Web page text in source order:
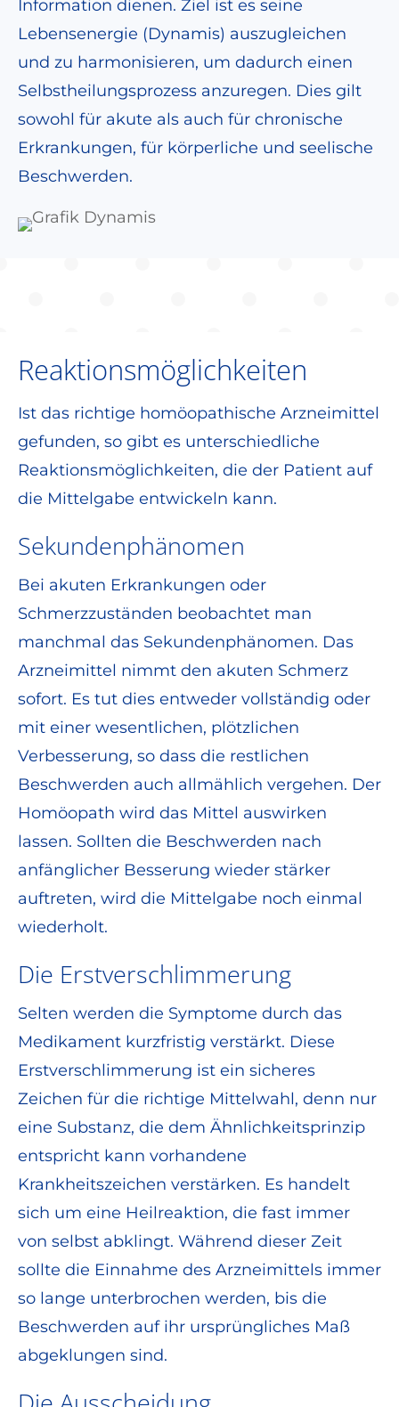
Information dienen. Ziel ist es seine
Lebensenergie (Dynamis) auszugleichen
und zu harmonisieren, um dadurch einen
Selbstheilungsprozess anzuregen. Dies gilt
sowohl für akute als auch für chronische
Erkrankungen, für körperliche und seelische
Beschwerden.
Reaktionsmöglichkeiten
Ist das richtige homöopathische Arzneimittel
gefunden, so gibt es unterschiedliche
Reaktionsmöglichkeiten, die der Patient auf
die Mittelgabe entwickeln kann.
Sekundenphänomen
Bei akuten Erkrankungen oder
Schmerzzuständen beobachtet man
manchmal das Sekundenphänomen. Das
Arzneimittel nimmt den akuten Schmerz
sofort. Es tut dies entweder vollständig oder
mit einer wesentlichen, plötzlichen
Verbesserung, so dass die restlichen
Beschwerden auch allmählich vergehen. Der
Homöopath wird das Mittel auswirken
lassen. Sollten die Beschwerden nach
anfänglicher Besserung wieder stärker
auftreten, wird die Mittelgabe noch einmal
wiederholt.
Die Erstverschlimmerung
Selten werden die Symptome durch das
Medikament kurzfristig verstärkt. Diese
Erstverschlimmerung ist ein sicheres
Zeichen für die richtige Mittelwahl, denn nur
eine Substanz, die dem Ähnlichkeitsprinzip
entspricht kann vorhandene
Krankheitszeichen verstärken. Es handelt
sich um eine Heilreaktion, die fast immer
von selbst abklingt. Während dieser Zeit
sollte die Einnahme des Arzneimittels immer
so lange unterbrochen werden, bis die
Beschwerden auf ihr ursprüngliches Maß
abgeklungen sind.